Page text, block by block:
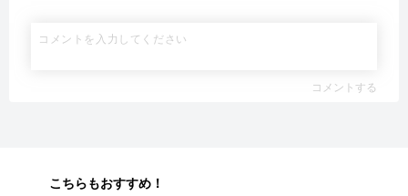
コメントする
こちらもおすすめ！